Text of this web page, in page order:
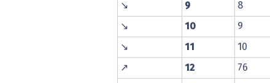
↘ 9 8
↘ 10 9
↘ 11 10
↗ 12 76